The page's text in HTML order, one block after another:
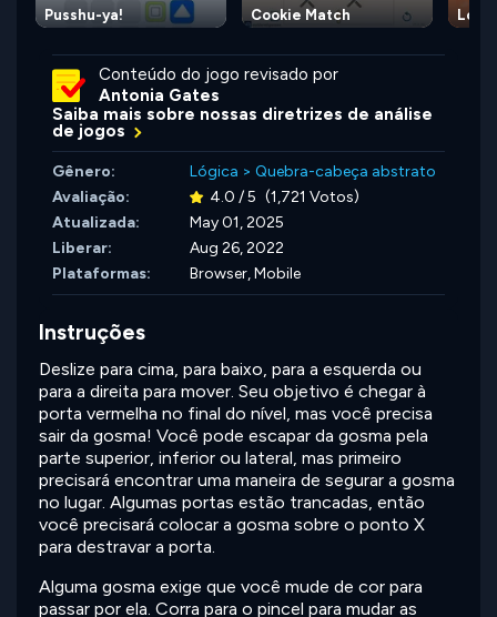
Pusshu-ya! Cookie Match
Conteúdo do jogo revisado por
Antonia Gates
Saiba mais sobre nossas diretrizes de análise
de jogos
Gênero: Lógica > Quebra-cabeça abstrato
Avaliação:
4.0 / 5 (1,721 Votos)
Atualizada:
May 01, 2025
Liberar:
Aug 26, 2022
Plataformas:
Browser, Mobile
Instruções
Deslize para cima, para baixo, para a esquerda ou
para a direita para mover. Seu objetivo é chegar à
porta vermelha no final do nível, mas você precisa
sair da gosma! Você pode escapar da gosma pela
parte superior, inferior ou lateral, mas primeiro
precisará encontrar uma maneira de segurar a gosma
no lugar. Algumas portas estão trancadas, então
você precisará colocar a gosma sobre o ponto X
para destravar a porta.
Alguma gosma exige que você mude de cor para
passar por ela. Corra para o pincel para mudar as